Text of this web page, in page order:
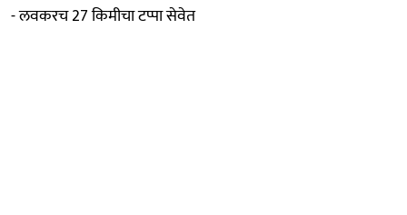
- लवकरच 27 किमीचा टप्पा सेवेत